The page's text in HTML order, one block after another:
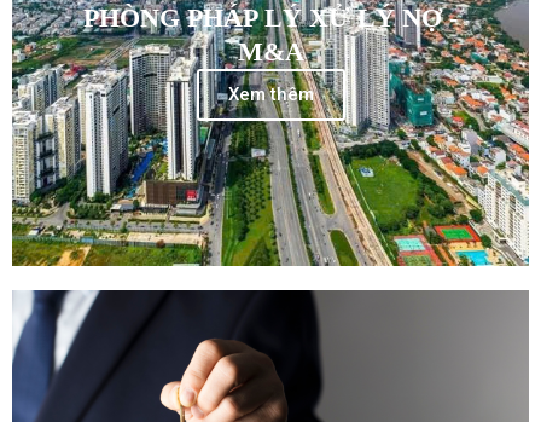
PHÒNG PHÁP LÝ XỬ LÝ NỢ -
M&A
Xem thêm